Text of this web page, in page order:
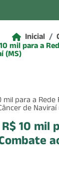
Inicial
mil para a
(MS)
10 mil